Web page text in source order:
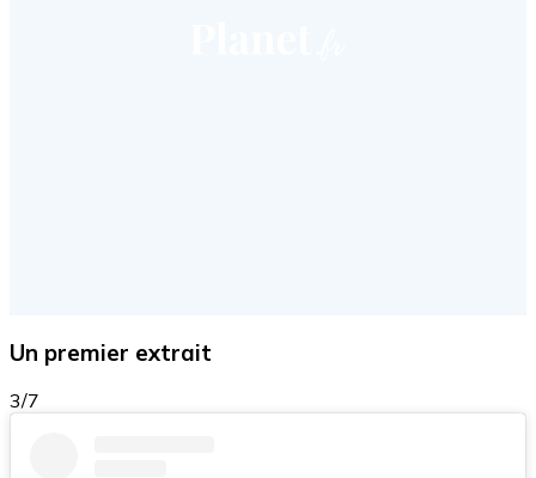
Un premier extrait
3/7